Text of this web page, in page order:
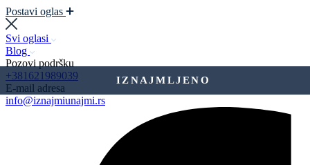
Postavi oglas
Svi oglasi
Blog
Pozovi podršku
+381621989039
E-mail adresa
info@iznajmiunajmi.rs
IZNAJMLJENO